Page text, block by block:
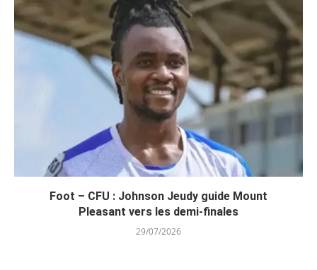
Foot – CFU : Johnson Jeudy guide Mount
Pleasant vers les demi-finales
29/07/2026